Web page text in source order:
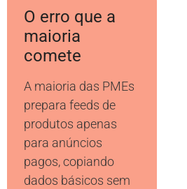
O erro que a
maioria
comete
A maioria das PMEs
prepara feeds de
produtos apenas
para anúncios
pagos, copiando
dados básicos sem